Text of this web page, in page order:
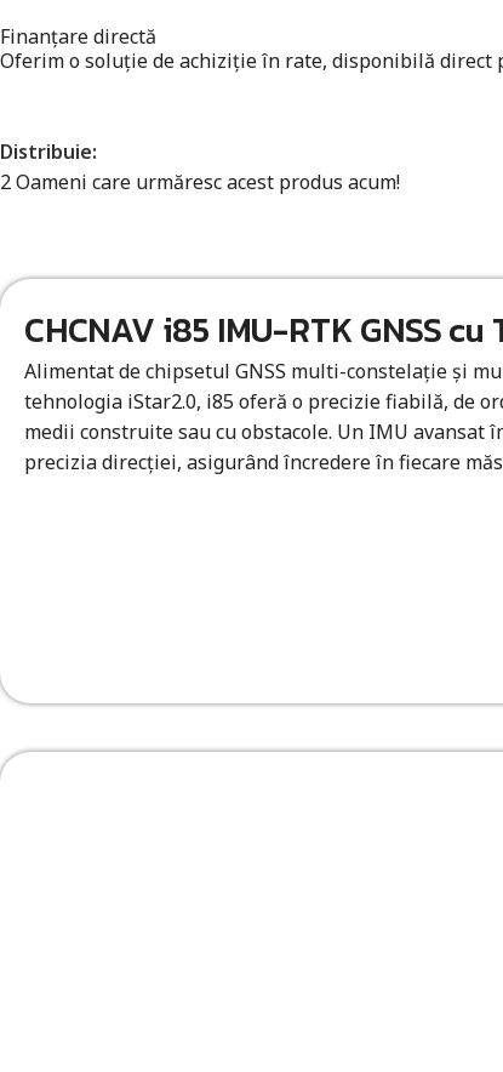
Finanțare directă
Oferim o soluție de achiziție în rate, disponibilă direct
Distribuie:
2Oameni care urmăresc acest produs acum!
CHCNAV i85 IMU-RTK GNSS
Alimentat de chipsetul GNSS multi-constelație și
tehnologia iStar2.0, i85 oferă o precizie fiabilă, de
medii construite sau cu obstacole. Un IMU avansat
precizia direcției, asigurând încredere în fiecare